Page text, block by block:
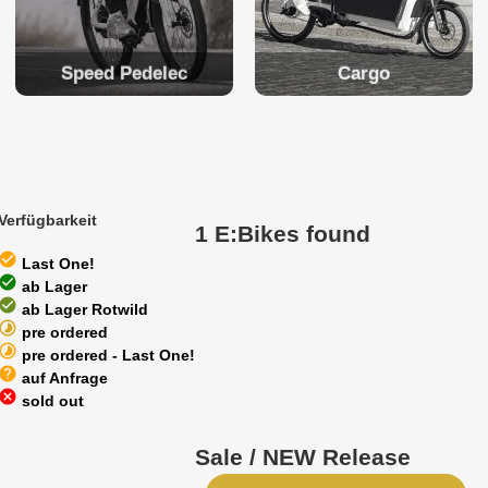
Speed Pedelec Cargo
check_circle Last One!
check_circle ab Lager
check_circle ab Lager Rotwild
timelapse pre ordered
timelapse pre ordered - Last One!
help auf Anfrage
cancel sold out
1 E:Bikes found
Sale / NEW Release